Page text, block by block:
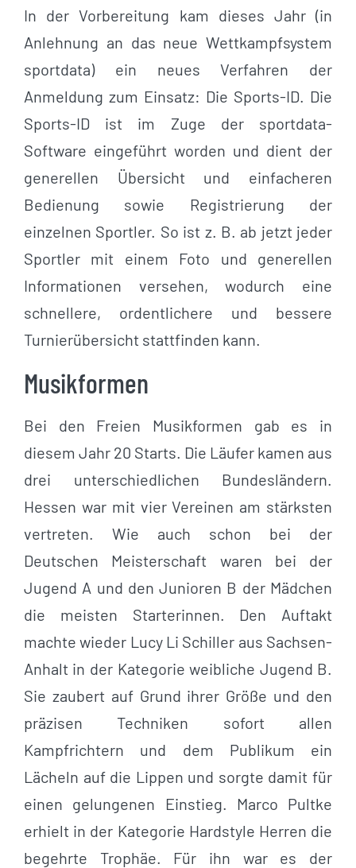
In der Vorbereitung kam dieses Jahr (in
Anlehnung an das neue Wettkampfsystem
sportdata) ein neues Verfahren der
Anmeldung zum Einsatz: Die Sports-ID. Die
Sports-ID ist im Zuge der sportdata-
Software eingeführt worden und dient der
generellen Übersicht und einfacheren
Bedienung sowie Registrierung der
einzelnen Sportler. So ist z. B. ab jetzt jeder
Sportler mit einem Foto und generellen
Informationen versehen, wodurch eine
schnellere, ordentlichere und bessere
Turnierübersicht stattfinden kann.
Musikformen
Bei den Freien Musikformen gab es in
diesem Jahr 20 Starts. Die Läufer kamen aus
drei unterschiedlichen Bundesländern.
Hessen war mit vier Vereinen am stärksten
vertreten. Wie auch schon bei der
Deutschen Meisterschaft waren bei der
Jugend A und den Junioren B der Mädchen
die meisten Starterinnen. Den Auftakt
machte wieder Lucy Li Schiller aus Sachsen-
Anhalt in der Kategorie weibliche Jugend B.
Sie zaubert auf Grund ihrer Größe und den
präzisen Techniken sofort allen
Kampfrichtern und dem Publikum ein
Lächeln auf die Lippen und sorgte damit für
einen gelungenen Einstieg. Marco Pultke
erhielt in der Kategorie Hardstyle Herren die
begehrte Trophäe. Für ihn war es der